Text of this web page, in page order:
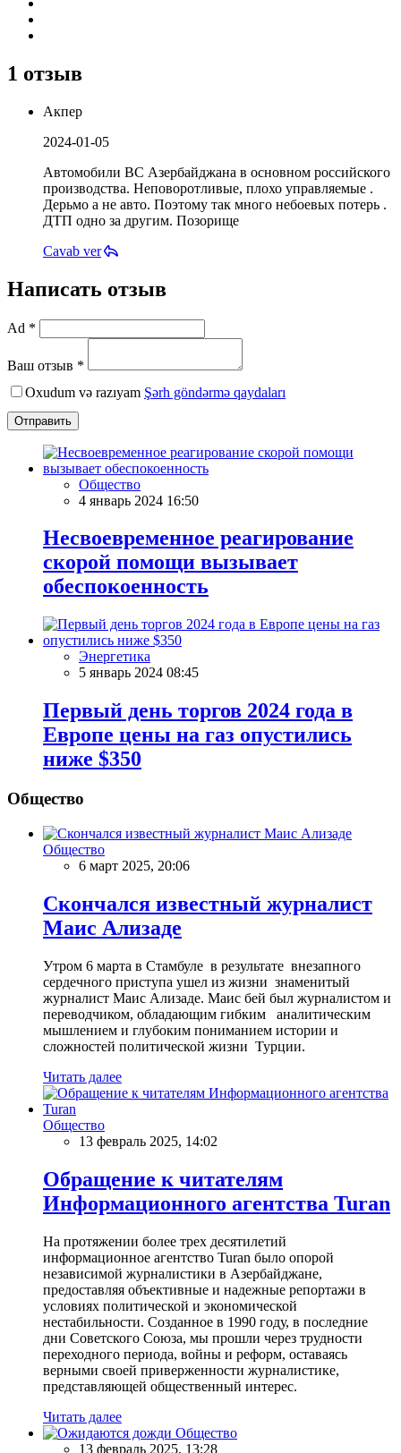
1 отзыв
Акпер
2024-01-05
Автомобили ВС Азербайджана в основном российского
производства. Неповоротливые, плохо управляемые .
Дерьмо а не авто. Поэтому так много небоевых потерь .
ДТП одно за другим. Позорище
Cavab ver
Написать отзыв
Ad *
Ваш отзыв *
Oxudum və razıyam Şərh göndərmə qaydaları
Отправить
Общество
4 январь 2024 16:50
Несвоевременное реагирование
скорой помощи вызывает
обеспокоенность
Энергетика
5 январь 2024 08:45
Первый день торгов 2024 года в
Европе цены на газ опустились
ниже $350
Общество
Общество
6 март 2025, 20:06
Скончался известный журналист
Маис Ализаде
Утром 6 марта в Стамбуле в результате внезапного
сердечного приступа ушел из жизни знаменитый
журналист Маис Ализаде. Маис бей был журналистом и
переводчиком, обладающим гибким аналитическим
мышлением и глубоким пониманием истории и
сложностей политической жизни Турции.
Читать далее
Общество
13 февраль 2025, 14:02
Обращение к читателям
Информационного агентства Turan
На протяжении более трех десятилетий
информационное агентство Turan было опорой
независимой журналистики в Азербайджане,
предоставляя объективные и надежные репортажи в
условиях политической и экономической
нестабильности. Созданное в 1990 году, в последние
дни Советского Союза, мы прошли через трудности
переходного периода, войны и реформ, оставаясь
верными своей приверженности журналистике,
представляющей общественный интерес.
Читать далее
Общество
13 февраль 2025, 13:28